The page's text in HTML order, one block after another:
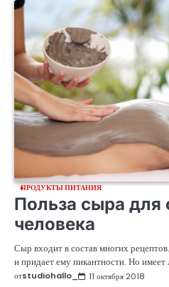
ПРОДУКТЫ ПИТАНИЯ
Польза сыра для
человека
Сыр входит в состав многих
и придает ему пикантности. Но
отstudiohallo_ 11 октября 2018